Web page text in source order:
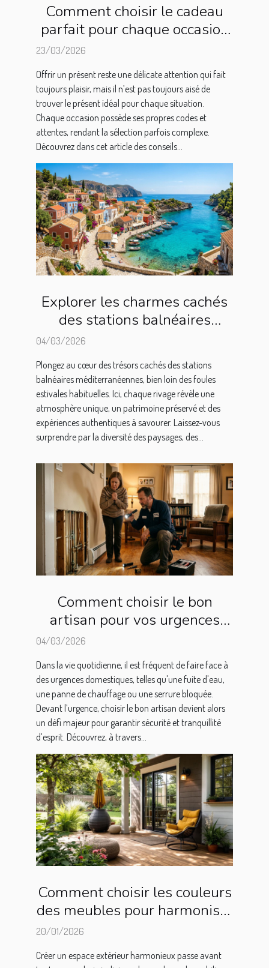
Comment choisir le cadeau
parfait pour chaque occasion
23/03/2026
Offrir un présent reste une délicate attention qui fait
toujours plaisir, mais il n’est pas toujours aisé de
trouver le présent idéal pour chaque situation.
Chaque occasion possède ses propres codes et
attentes, rendant la sélection parfois complexe.
Découvrez dans cet article des conseils...
Explorer les charmes cachés
des stations balnéaires
méditerranéennes
04/03/2026
Plongez au cœur des trésors cachés des stations
balnéaires méditerranéennes, bien loin des foules
estivales habituelles. Ici, chaque rivage révèle une
atmosphère unique, un patrimoine préservé et des
expériences authentiques à savourer. Laissez-vous
surprendre par la diversité des paysages, des...
Comment choisir le bon
artisan pour vos urgences
04/03/2026
Dans la vie quotidienne, il est fréquent de faire face à
des urgences domestiques, telles qu'une fuite d'eau,
une panne de chauffage ou une serrure bloquée.
Devant l’urgence, choisir le bon artisan devient alors
un défi majeur pour garantir sécurité et tranquillité
d’esprit. Découvrez, à travers...
Comment choisir les couleurs
des meubles pour harmoniser
votre espace extérieur ?
20/01/2026
Créer un espace extérieur harmonieux passe avant